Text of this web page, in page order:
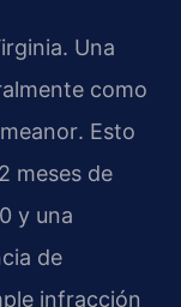
Una
como
. Esto
meses de
y una
de
infracción